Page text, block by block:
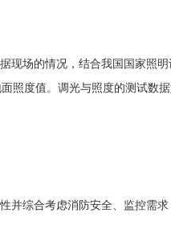
现场的情况，结合我国国家照
照度值。调光与照度的测试数据
并综合考虑消防安全、监控需